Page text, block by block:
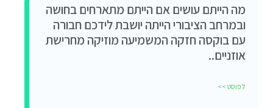
מה הייתם עושים אם הייתם מתארחים בחושה
ובמרחב הציבורי הייתה יושבת לידכם חבורה
עם בוקסה חזקה המשמיעה מוזיקה מחרישת
אוזניים..
לפוסט >>